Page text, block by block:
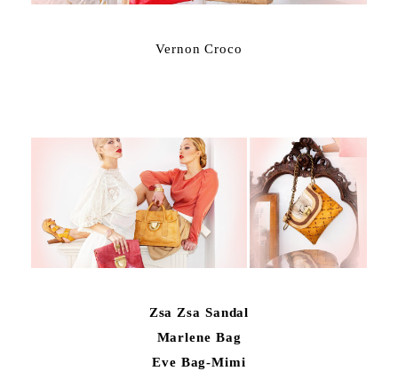
Vernon Croco
Zsa Zsa Sandal
Marlene Bag
Eve Bag-Mimi